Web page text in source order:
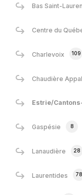
Bas Saint-
Centre du
Charlevoix 109
Chaudière
Estrie/
Gaspésie 8
Lanaudière 28
Laurentides 78